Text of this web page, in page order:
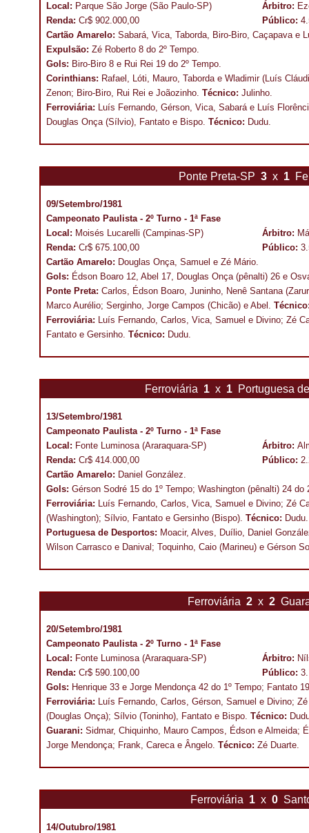
Local: Parque São Jorge (São Paulo-SP) Árbitro:
Renda: Cr$ 902.000,00 Público:
Cartão Amarelo: Sabará, Vica, Taborda, Biro-Biro, Caçapava e
Expulsão: Zé Roberto 8 do 2º Tempo.
Gols: Biro-Biro 8 e Rui Rei 19 do 2º Tempo.
Corinthians: Rafael, Lóti, Mauro, Taborda e Wladimir (Luís
Zenon; Biro-Biro, Rui Rei e Joãozinho. Técnico: Julinho.
Ferroviária: Luís Fernando, Gérson, Vica, Sabará e Luís
Douglas Onça (Sílvio), Fantato e Bispo. Técnico: Dudu.
Ponte Preta-SP 3 x 1
09/Setembro/1981
Campeonato Paulista - 2º Turno - 1ª Fase
Local: Moisés Lucarelli (Campinas-SP) Árbitro:
Renda: Cr$ 675.100,00 Público:
Cartão Amarelo: Douglas Onça, Samuel e Zé Mário.
Gols: Édson Boaro 12, Abel 17, Douglas Onça (pênalti) 26 e
Ponte Preta: Carlos, Édson Boaro, Juninho, Nenê Santana
Marco Aurélio; Serginho, Jorge Campos (Chicão) e Abel.
Ferroviária: Luís Fernando, Carlos, Vica, Samuel e Divino; Zé
Fantato e Gersinho. Técnico: Dudu.
Ferroviária 1 x 1 Portuguesa
13/Setembro/1981
Campeonato Paulista - 2º Turno - 1ª Fase
Local: Fonte Luminosa (Araraquara-SP) Árbitro:
Renda: Cr$ 414.000,00 Público:
Cartão Amarelo: Daniel González.
Gols: Gérson Sodré 15 do 1º Tempo; Washington (pênalti) 24 do
Ferroviária: Luís Fernando, Carlos, Vica, Samuel e Divino; Zé
(Washington); Sílvio, Fantato e Gersinho (Bispo). Técnico: Dudu.
Portuguesa de Desportos: Moacir, Alves, Duílio, Daniel
Wilson Carrasco e Danival; Toquinho, Caio (Marineu) e Gérson
Ferroviária 2 x 2
20/Setembro/1981
Campeonato Paulista - 2º Turno - 1ª Fase
Local: Fonte Luminosa (Araraquara-SP) Árbitro:
Renda: Cr$ 590.100,00 Público:
Gols: Henrique 33 e Jorge Mendonça 42 do 1º Tempo; Fantato
Ferroviária: Luís Fernando, Carlos, Gérson, Samuel e Divino;
(Douglas Onça); Sílvio (Toninho), Fantato e Bispo. Técnico:
Guarani: Sidmar, Chiquinho, Mauro Campos, Édson e Almeida;
Jorge Mendonça; Frank, Careca e Ângelo. Técnico: Zé Duarte.
Ferroviária 1 x 0
14/Outubro/1981